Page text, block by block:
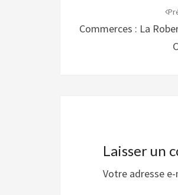
Commerces : La
Laisser un
Votre adresse